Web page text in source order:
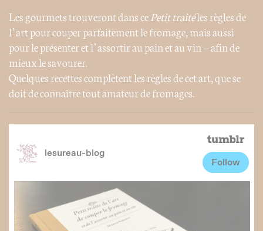
Les gourmets trouveront dans cePetit traitéles règles de
l’art pour couper parfaitement le fromage, mais aussi
pour le présenter et l’assortir au pain et au vin – afin de
mieux le savourer.
Quelques recettes complètent les règles de cet art, que se
doit de connaître tout amateur de fromages.